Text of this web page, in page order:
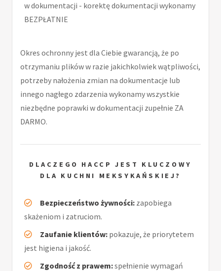
w dokumentacji - korektę dokumentacji wykonamy
BEZPŁATNIE
Okres ochronny jest dla Ciebie gwarancją, że po
otrzymaniu plików w razie jakichkolwiek wątpliwości,
potrzeby nałożenia zmian na dokumentacje lub
innego nagłego zdarzenia wykonamy wszystkie
niezbędne poprawki w dokumentacji zupełnie ZA
DARMO.
DLACZEGO HACCP JEST KLUCZOWY
DLA KUCHNI MEKSYKAŃSKIEJ?
Bezpieczeństwo żywności: zapobiega
skażeniom i zatruciom.
Zaufanie klientów: pokazuje, że priorytetem
jest higiena i jakość.
Zgodność z prawem:spełnienie wymagań